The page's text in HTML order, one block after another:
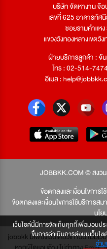
เว็บไซต์นี้มีการจัดเก็บคุกกี้เพื่อมอบป
ขึ้นการดำเนินการต่อบนเว็บ
อ่า
บริษัท จัดหางาน จ๊อ
เลขที่ 625 อาคารทัศ
ซอยรามคำแห
แขวงวังทองหลางเขตวั
ฝ่ายบริการลูกค้า : จั
โทร : 02-514-
อีเมล :
JOBBKK.COM © สงว
ข้อตกลงและเงื่อนไขการ
ข้อตกลงและเงื่อนไขการใช้บริการส
นโ
jobbkk มีเพียงเว็บเดียวเท่านั้น ไม่มีเ